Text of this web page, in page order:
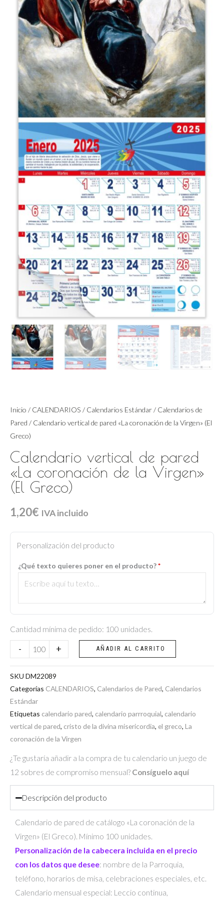
Inicio / CALENDARIOS / Calendarios Estándar/ Calendarios de
Pared / Calendario vertical de pared «La coronación de la Virgen» (El
Greco)
Calendario vertical de pared
«La coronación de la Virgen»
(El Greco)
1,20€ IVA incluido
Personalización del producto
¿Qué texto quieres poner en el producto?*
Cantidad mínima de pedido: 100 unidades.
-
Calendario
vertical
pared
coronación
de
la
Virgen"
(El
cantidad
+ AÑADIR AL CARRITO
SKU DM22089
Categorías CALENDARIOS, Calendarios de Pared, Calendarios
Estándar
Etiquetas calendario pared, calendario parrroquial, calendario
vertical de pared, cristo de la divina misericordia, el greco, La
coronación de la Virgen
¿Te gustaría añadir a la compra de tu calendario un juego de
12 sobres de compromiso mensual? Consíguelo aquí
Descripción del producto
Calendario de pared de catálogo «La coronación de la
Virgen» (El Greco). Mínimo 100 unidades.
Personalización de la cabecera incluida en el precio
con los datos que desee: nombre de la Parroquia,
teléfono, horarios de misa, celebraciones especiales, etc.
Calendario mensual especial: Leccio continua,